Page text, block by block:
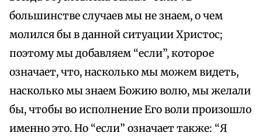
большинстве случаев мы не знаем, о чем
молился бы в данной ситуации Христос;
поэтому мы добавляем “если”, которое
означает, что, насколько мы можем видеть,
насколько мы знаем Божию волю, мы желали
бы, чтобы во исполнение Его воли произошло
именно это. Но “если” означает также: “Я